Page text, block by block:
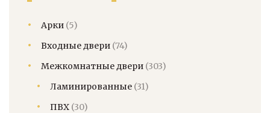
Арки (5)
Входные двери (74)
Межкомнатные двери (303)
Ламинированные (31)
ПВХ (30)